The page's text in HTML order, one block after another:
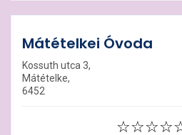
Mátételkei Óvoda
Kossuth utca 3,
Mátételke,
6452